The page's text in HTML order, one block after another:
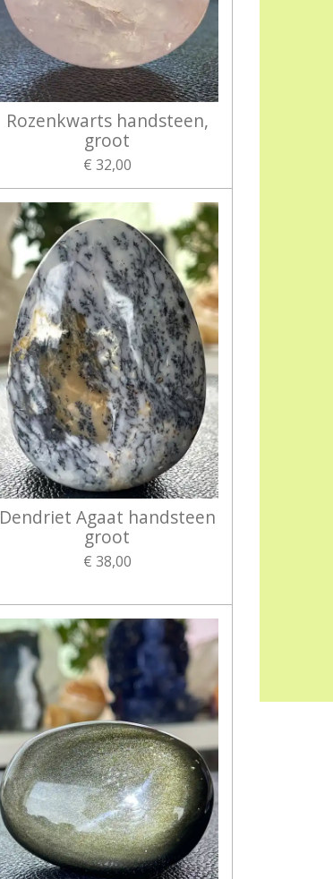
Rozenkwarts handsteen,
groot
€ 32,00
Dendriet Agaat handsteen
groot
€ 38,00